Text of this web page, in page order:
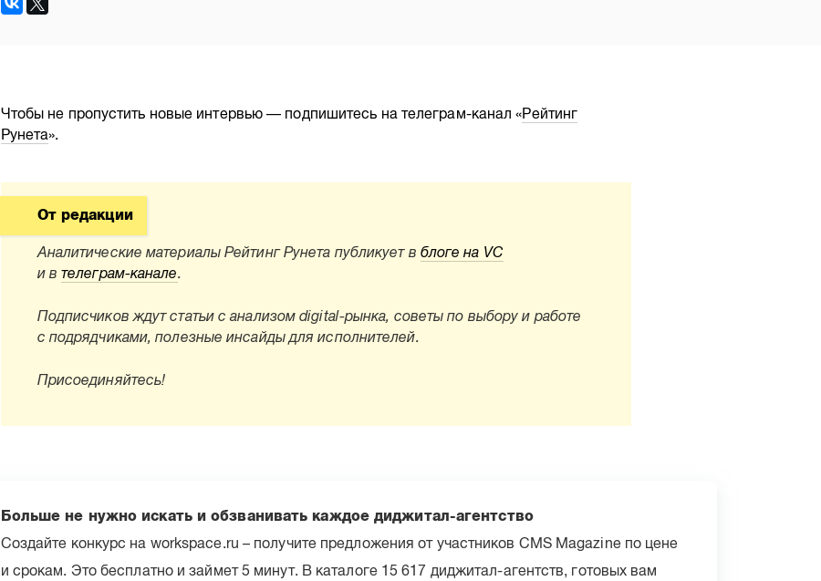
Чтобы не пропустить новые интервью — подпишитесь на телеграм-канал «Рейтинг
Рунета».
От редакции
Аналитические материалы Рейтинг Рунета публикует в блоге на VC
и втелеграм-канале.
Подписчиков ждут статьи с анализом digital-рынка, советы по выбору и работе
с подрядчиками, полезные инсайды для исполнителей.
Присоединяйтесь!
Больше не нужно искать и обзванивать каждое диджитал-агентство
Создайте конкурс на workspace.ru – получите предложения от участников CMS Magazine по цене
и срокам. Это бесплатно и займет 5 минут. В каталоге 15 617 диджитал-агентств, готовых вам